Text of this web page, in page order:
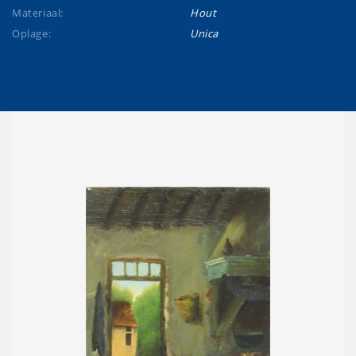
Materiaal:
Hout
Oplage:
Unica